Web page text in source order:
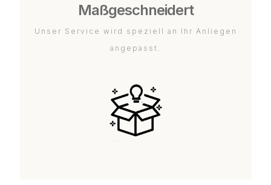
Maßgeschneidert
Unser Service wird speziell an Ihr Anliegen
angepasst.